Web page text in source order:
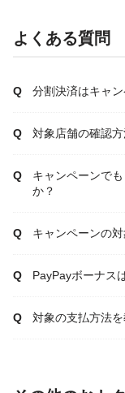
よくある質問
分割決済はキャ
対象店舗の確認方
キャンペーンで
か？
キャンペーンの
PayPayボーナス
対象の支払方法を